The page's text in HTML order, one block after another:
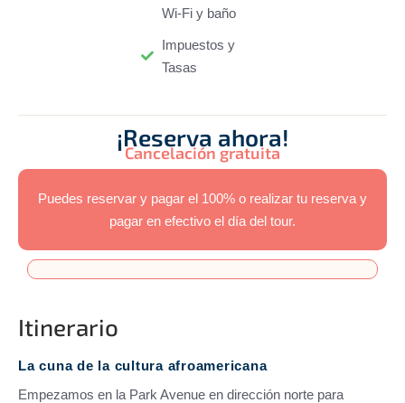
Wi-Fi y baño
Impuestos y
Tasas
¡Reserva ahora!
Cancelación gratuita
Puedes reservar y pagar el 100% o realizar tu reserva y
pagar en efectivo el día del tour.
Itinerario
La cuna de la cultura afroamericana
Empezamos en la Park Avenue en dirección norte para